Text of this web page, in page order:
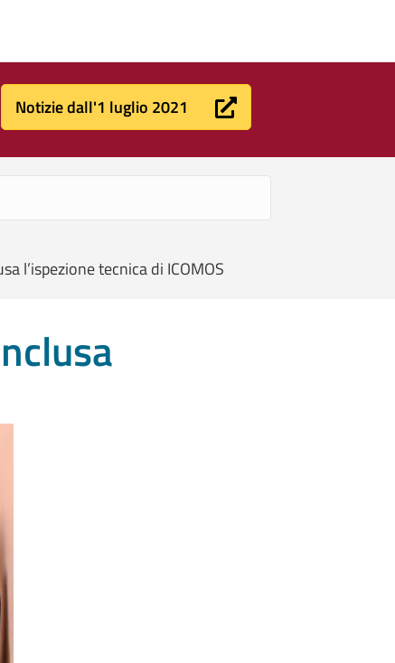
Notizie dall'1 luglio 2021
l’ispezione tecnica di ICOMOS